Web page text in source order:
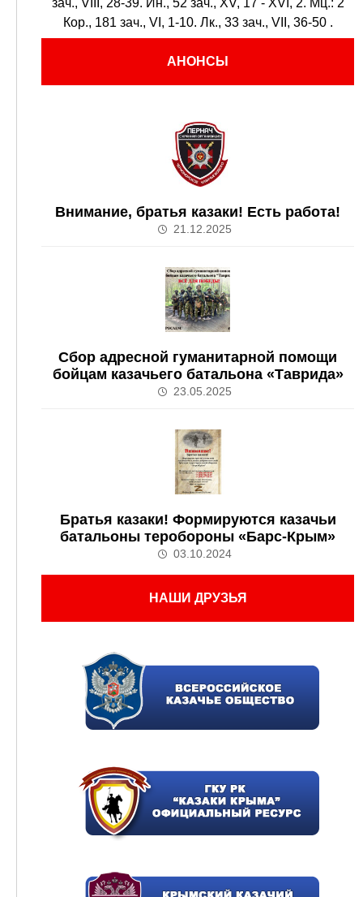
Кор., 181 зач., VI, 1-10. Лк., 33 зач., VII, 36-50 .
АНОНСЫ
Внимание, братья казаки! Есть работа!
21.12.2025
Сбор адресной гуманитарной помощи
бойцам казачьего батальона «Таврида»
23.05.2025
Братья казаки! Формируются казачьи
батальоны теробороны «Барс-Крым»
03.10.2024
НАШИ ДРУЗЬЯ